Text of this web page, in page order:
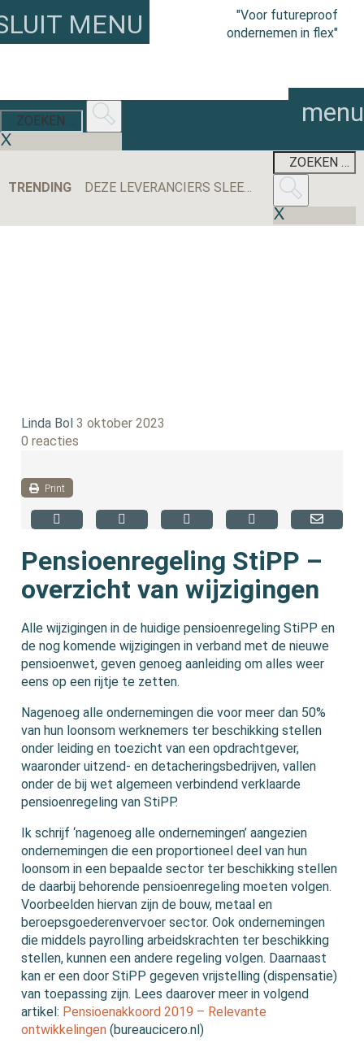
"Voor futureproof
ondernemen in flex"
MENU
menu
TRENDING DEZE LEVERANCIERS SLEEPTEN DE MEESTE AANBESTEDINGEN BINNEN IN 2025
Linda Bol 3 oktober 2023
0 reacties
Print
Pensioenregeling StiPP –
overzicht van wijzigingen
Alle wijzigingen in de huidige pensioenregeling StiPP en
de nog komende wijzigingen in verband met de nieuwe
pensioenwet, geven genoeg aanleiding om alles weer
eens op een rijtje te zetten.
Nagenoeg alle ondernemingen die voor meer dan 50%
van hun loonsom werknemers ter beschikking stellen
onder leiding en toezicht van een opdrachtgever,
waaronder uitzend- en detacheringsbedrijven, vallen
onder de bij wet algemeen verbindend verklaarde
pensioenregeling van StiPP.
Ik schrijf ‘nagenoeg alle ondernemingen’ aangezien
ondernemingen die een proportioneel deel van hun
loonsom in een bepaalde sector ter beschikking stellen
de daarbij behorende pensioenregeling moeten volgen.
Voorbeelden hiervan zijn de bouw, metaal en
beroepsgoederenvervoer sector. Ook ondernemingen
die middels payrolling arbeidskrachten ter beschikking
stellen, kunnen een andere regeling volgen. Daarnaast
kan er een door StiPP gegeven vrijstelling (dispensatie)
van toepassing zijn. Lees daarover meer in volgend
artikel: Pensioenakkoord 2019 – Relevante
ontwikkelingen (bureaucicero.nl)